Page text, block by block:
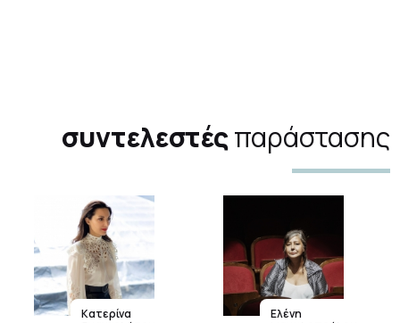
συντελεστέςπαράστασης
Κατερίνα
Ελένη